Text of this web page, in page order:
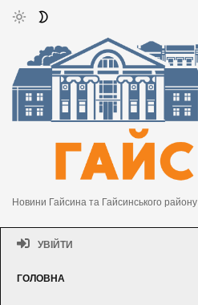
Новини Гайсина та Гайсинського району
УВІЙТИ
ГОЛОВНА